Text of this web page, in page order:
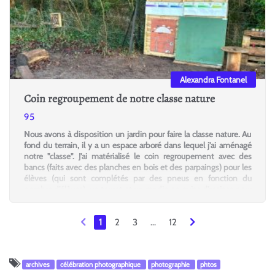
Coin regroupement de notre classe nature
95
Nous avons à disposition un jardin pour faire la classe nature. Au
fond du terrain, il y a un espace arboré dans lequel j'ai aménagé
notre "classe". J'ai matérialisé le coin regroupement avec des
bancs (faits avec des planches en bois et des parpaings) pour les
élèves (qui sont complétés par des pneus en fonction du
le rituel calendrier (j'y affiche également les activités de jardinage
début de saison. Il y a aussi un tableau ardoise. Outre les rituels,
Alexandra Fontanel
1 2 3 ... 12
archives célébration photographique photographie phtos